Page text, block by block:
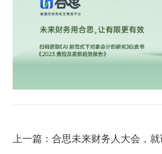
上一篇： 合思未来财务人大会，